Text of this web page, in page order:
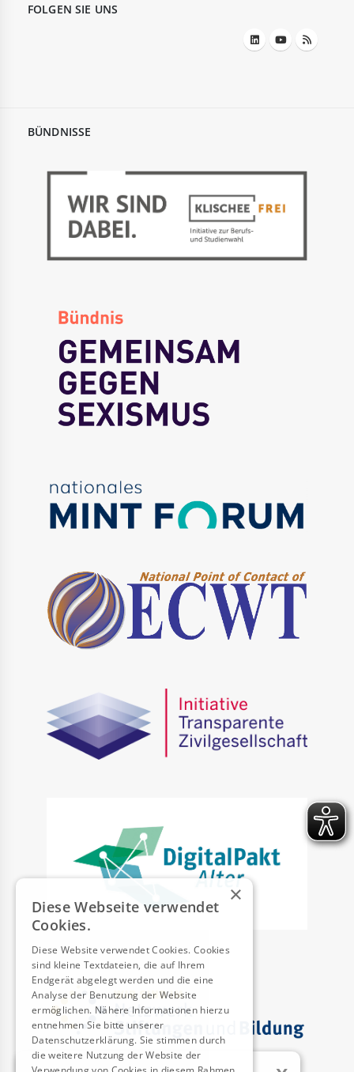
FOLGEN SIE UNS
BÜNDNISSE
×
Diese Webseite verwendet
Cookies.
Diese Website verwendet Cookies. Cookies
sind kleine Textdateien, die auf Ihrem
Endgerät abgelegt werden und die eine
Analyse der Benutzung der Website
ermöglichen. Nähere Informationen hierzu
entnehmen Sie bitte unserer
Datenschutzerklärung. Sie stimmen durch
die weitere Nutzung der Website der